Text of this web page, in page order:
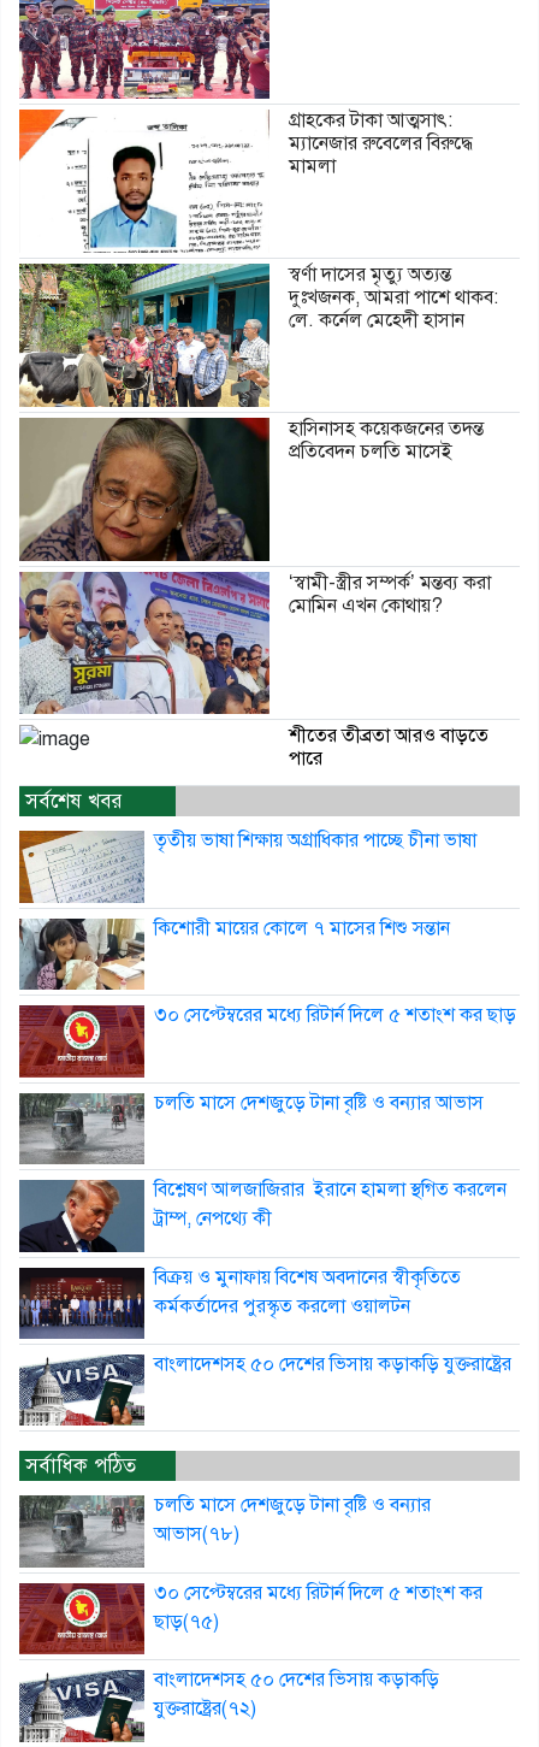
গ্রাহকের টাকা আত্মসাৎ:
ম্যানেজার রুবেলের বিরুদ্ধে
মামলা
স্বর্ণা দাসের মৃত্যু অত্যন্ত
দুঃখজনক, আমরা পাশে থাকব:
লে. কর্নেল মেহেদী হাসান
হাসিনাসহ কয়েকজনের তদন্ত
প্রতিবেদন চলতি মাসেই
‘স্বামী-স্ত্রীর সম্পর্ক’ মন্তব্য করা
মোমিন এখন কোথায়?
শীতের তীব্রতা আরও বাড়তে
পারে
সর্বশেষ খবর
তৃতীয় ভাষা শিক্ষায় অগ্রাধিকার পাচ্ছে চীনা ভাষা
কিশোরী মায়ের কোলে ৭ মাসের শিশু সন্তান
৩০ সেপ্টেম্বরের মধ্যে রিটার্ন দিলে ৫ শতাংশ কর ছাড়
চলতি মাসে দেশজুড়ে টানা বৃষ্টি ও বন্যার আভাস
বিশ্লেষণ আলজাজিরার ইরানে হামলা স্থগিত করলেন
ট্রাম্প, নেপথ্যে কী
বিক্রয় ও মুনাফায় বিশেষ অবদানের স্বীকৃতিতে
কর্মকর্তাদের পুরস্কৃত করলো ওয়ালটন
বাংলাদেশসহ ৫০ দেশের ভিসায় কড়াকড়ি যুক্তরাষ্ট্রের
সর্বাধিক পঠিত
চলতি মাসে দেশজুড়ে টানা বৃষ্টি ও বন্যার
আভাস(৭৮)
৩০ সেপ্টেম্বরের মধ্যে রিটার্ন দিলে ৫ শতাংশ কর
ছাড়(৭৫)
বাংলাদেশসহ ৫০ দেশের ভিসায় কড়াকড়ি
যুক্তরাষ্ট্রের(৭২)